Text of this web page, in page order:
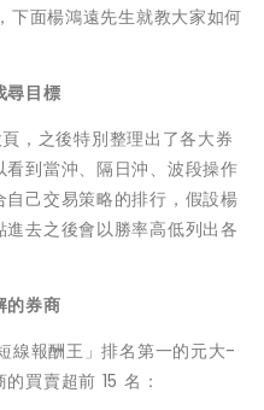
下面楊鴻遠先生就教大家如何
尋目標
，之後特別整理出了各大券
到當沖、隔日沖、波段操作
己交易策略的排行，假設楊
去之後會以勝率高低列出各
的券商
線報酬王」排名第一的元大-
買賣超前 15 名：